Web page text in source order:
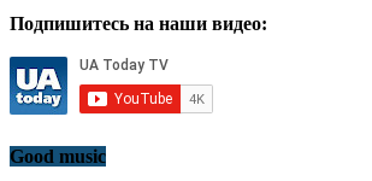
Подпишитесь на наши видео:
Good music